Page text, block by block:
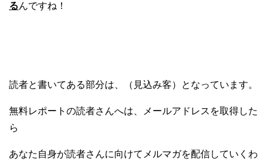
るんですね！
読者と書いてある部分は、（見込み客）となっています。
無料レポートの読者さんへは、メールアドレスを取得した
ら
あなた自身が読者さんに向けてメルマガを配信していくわ